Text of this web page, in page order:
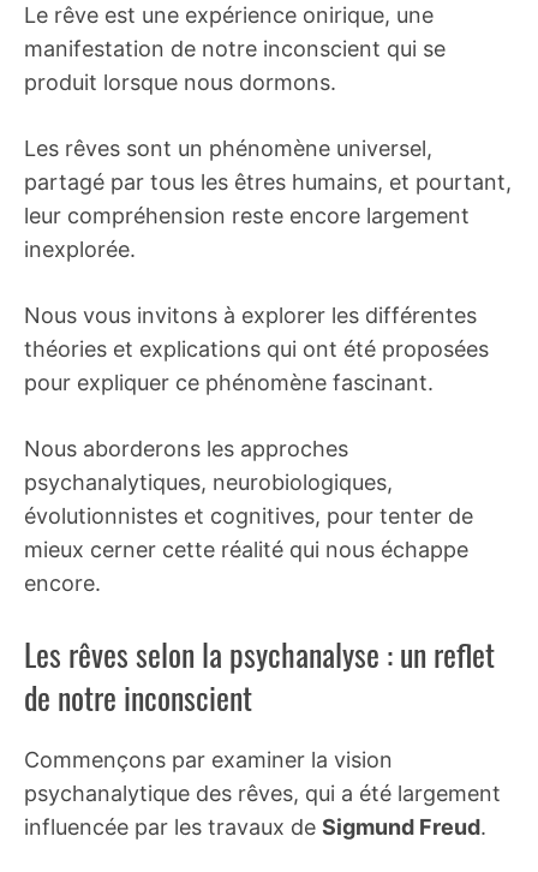
Le rêve est une expérience onirique, une
manifestation de notre inconscient qui se
produit lorsque nous dormons.
Les rêves sont un phénomène universel,
partagé par tous les êtres humains, et pourtant,
leur compréhension reste encore largement
inexplorée.
Nous vous invitons à explorer les différentes
théories et explications qui ont été proposées
pour expliquer ce phénomène fascinant.
Nous aborderons les approches
psychanalytiques, neurobiologiques,
évolutionnistes et cognitives, pour tenter de
mieux cerner cette réalité qui nous échappe
encore.
Les rêves selon la psychanalyse : un reflet
de notre inconscient
Commençons par examiner la vision
psychanalytique des rêves, qui a été largement
influencée par les travaux de Sigmund Freud.